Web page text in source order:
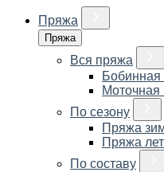
Пряжа
Пряжа
Вся пряжа
Бобинная
Моточная
По сезону
Пряжа
Пряжа
По составу